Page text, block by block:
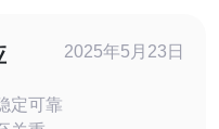
定可靠
2025年5月23日